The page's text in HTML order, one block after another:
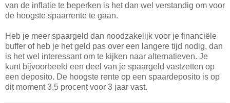
van de inflatie te beperken is het dan wel verstandig om voor
de hoogste spaarrente te gaan.
Heb je meer spaargeld dan noodzakelijk voor je financiële
buffer of heb je het geld pas over een langere tijd nodig, dan
is het wel interessant om te kijken naar alternatieven. Je
kunt bijvoorbeeld een deel van je spaargeld vastzetten op
een deposito. De hoogste rente op een spaardeposito is op
dit moment 3,5 procent voor 3 jaar vast.